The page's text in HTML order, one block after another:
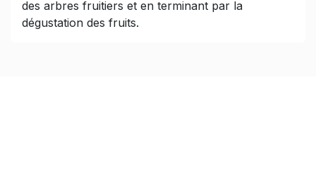
des arbres fruitiers et en terminant par la
dégustation des fruits.